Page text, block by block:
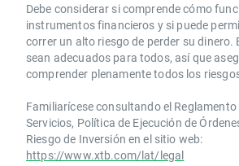
Debe considerar si comprende cómo
instrumentos financieros y si puede
correr un alto riesgo de perder su dinero.
sean adecuados para todos, así que
comprender plenamente todos los
Familiarícese consultando el
Servicios, Política de Ejecución de
Riesgo de Inversión en el sitio web:
https://www.xtb.com/lat/legal